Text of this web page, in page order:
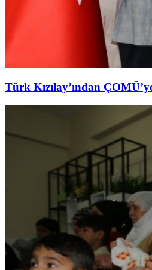
Türk Kızılay’ından